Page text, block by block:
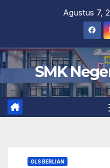
Agustus 7,
SMK
GLS BERLIAN